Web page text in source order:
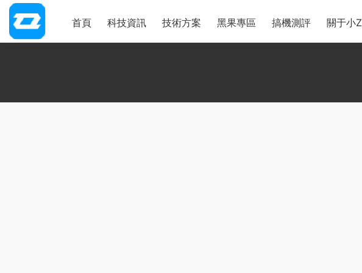
首頁 科技資訊 技術方案 黑果專區 搞機測評 關于小Z